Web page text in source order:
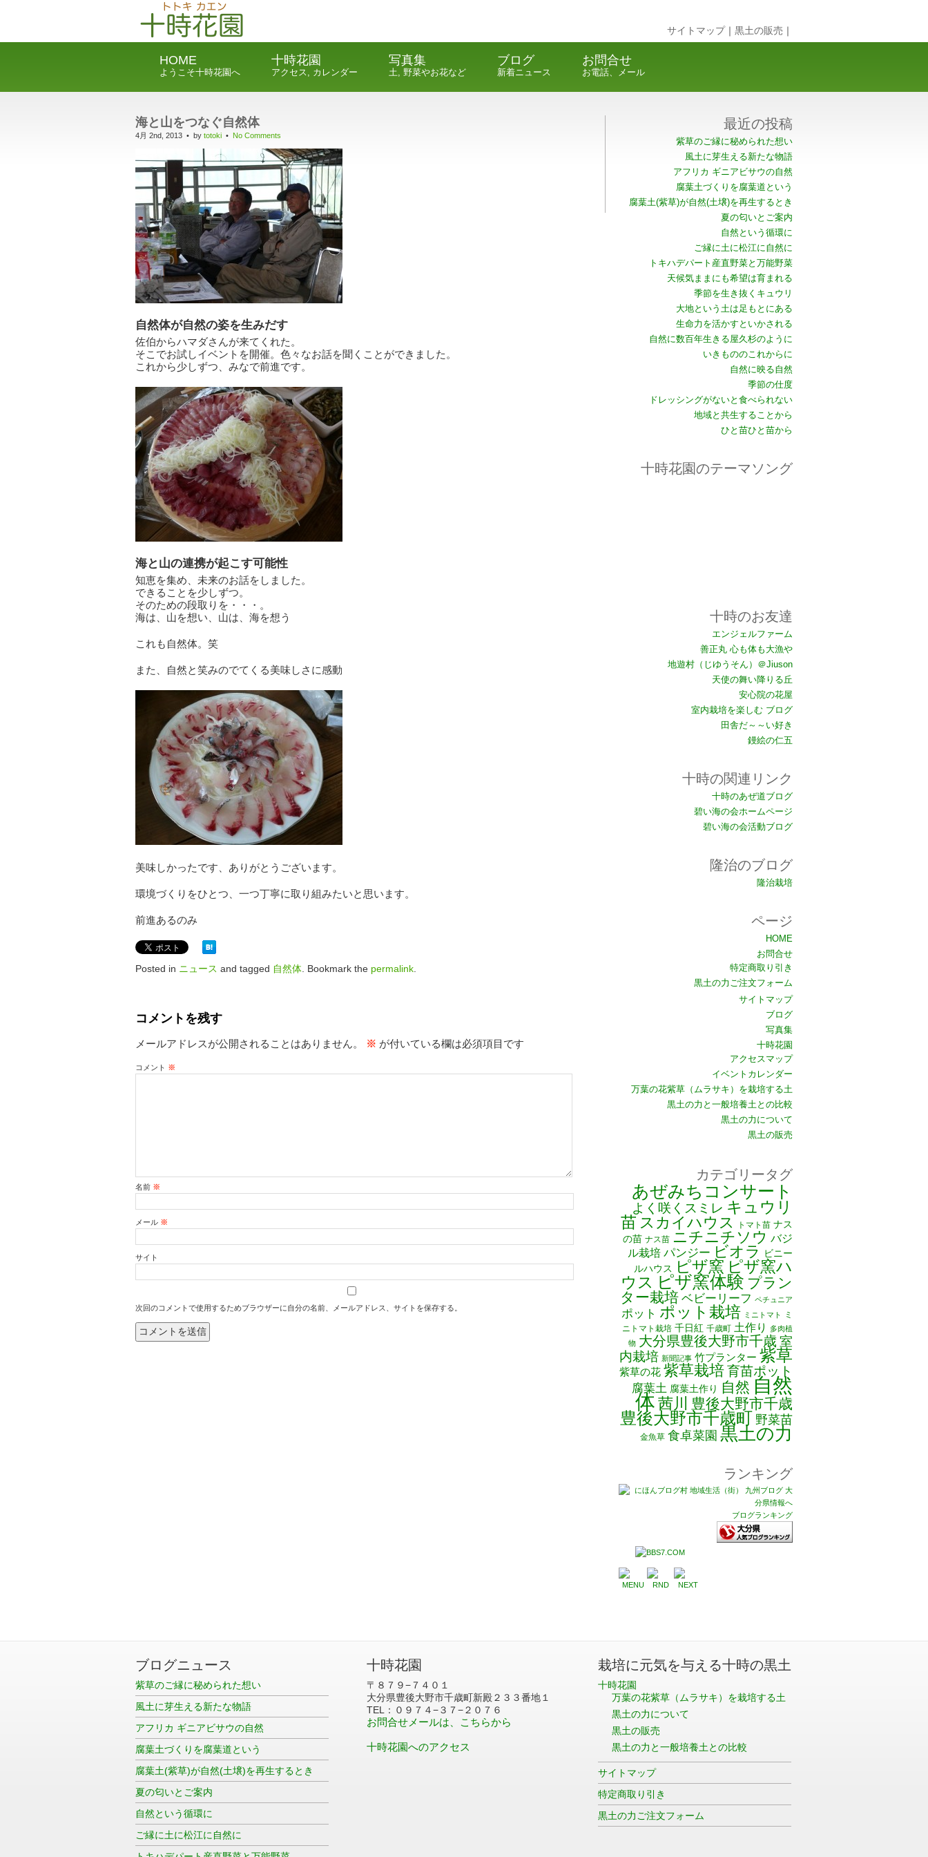
サイトマップ｜ 黒土の販売 ｜
HOME
ようこそ十時花園へ
十時花園
アクセス, カレンダー
写真集
土, 野菜やお花など
ブログ
新着ニュース
お問合せ
お電話、メール
海と山をつなぐ自然体
4月 2nd, 2013 • by totoki • No Comments
自然体が自然の姿を生みだす
佐伯からハマダさんが来てくれた。
そこでお試しイベントを開催。色々なお話を聞くことができました。
これから少しずつ、みなで前進です。
海と山の連携が起こす可能性
知恵を集め、未来のお話をしました。
できることを少しずつ。
そのための段取りを・・・。
海は、山を想い、山は、海を想う
これも自然体。笑
また、自然と笑みのでてくる美味しさに感動
美味しかったです、ありがとうございます。
環境づくりをひとつ、一つ丁寧に取り組みたいと思います。
前進あるのみ
Posted in ニュース and tagged 自然体 . Bookmark the permalink
コメントを残す
メールアドレスが公開されることはありません。 ※ が付いている欄は必須項目です
コメント ※
名前 ※
メール ※
サイト
次回のコメントで使用するためブラウザーに自分の名前、メールアドレス、サイトを保存する。
最近の投稿
紫草のご縁に秘められた想い
風土に芽生える新たな物語
アフリカ ギニアビサウの自然
腐葉土づくりを腐葉道という
腐葉土(紫草)が自然(土壌)を再生するとき
夏の匂いとご案内
自然という循環に
ご縁に土に松江に自然に
トキハデパート産直野菜と万能野菜
天候気ままにも希望は育まれる
季節を生き抜くキュウリ
大地という土は足もとにある
生命力を活かすといかされる
自然に数百年生きる屋久杉のように
いきもののこれからに
自然に映る自然
季節の仕度
ドレッシングがないと食べられない
地域と共生することから
ひと苗ひと苗から
十時花園のテーマソング
十時のお友達
エンジェルファーム
善正丸 心も体も大漁や
地遊村（じゆうそん）＠Jiuson
天使の舞い降りる丘
安心院の花屋
室内栽培を楽しむ ブログ
田舎だ～～い好き
鏝絵の仁五
十時の関連リンク
十時のあぜ道ブログ
碧い海の会ホームページ
碧い海の会活動ブログ
隆治のブログ
隆治栽培
ページ
HOME
お問合せ
特定商取り引き
黒土の力ご注文フォーム
サイトマップ
ブログ
写真集
十時花園
アクセスマップ
イベントカレンダー
万葉の花紫草（ムラサキ）を栽培する土
黒土の力と一般培養土との比較
黒土の力について
黒土の販売
カテゴリータグ
あぜみちコンサート
よく咲くスミレ キュウリ
苗 スカイハウス トマト苗 ナス
の苗 ナス苗 ニチニチソウ バジ
ル栽培 パンジー ビオラ
ビニー
ルハウス
ピザ窯 ピザ窯ハ
ウス ピザ窯体験 プラン
ター栽培 ベビーリーフ ペチュニア
ポット ポット栽培 ミニトマト
ミ
ニトマト栽培 千日紅 千歳町 土作り
多肉植
物 大分県豊後大野市千歳室
内栽培 新聞記事 竹プランター 紫草
紫草の花 紫草栽培育苗ポット
腐葉土 腐葉土作り 自然 自然
体 茜川 豊後大野市千歳
豊後大野市千歳町 野菜苗
金魚草 食卓菜園 黒土の力
ランキング
ブログランキング
ブログニュース
紫草のご縁に秘められた想い
風土に芽生える新たな物語
アフリカ ギニアビサウの自然
腐葉土づくりを腐葉道という
腐葉土(紫草)が自然(土壌)を再生するとき
夏の匂いとご案内
自然という循環に
ご縁に土に松江に自然に
十時花園
〒８７９−７４０１
大分県豊後大野市千歳町新殿２３３番地１
TEL：０９７４−３７−２０７６
お問合せメールは、こちらから
十時花園へのアクセス
栽培に元気を与える十時の黒土
十時花園
万葉の花紫草（ムラサキ）を栽培する土
黒土の力について
黒土の販売
黒土の力と一般培養土との比較
サイトマップ
特定商取り引き
黒土の力ご注文フォーム